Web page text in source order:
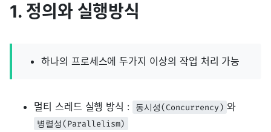
1. 정의와 실행방식
하나의 프로세스에 두가지 이상의 작업 처리 가능
멀티 스레드 실행 방식 : 동시성(Concurrency) 와
병렬성(Parallelism)